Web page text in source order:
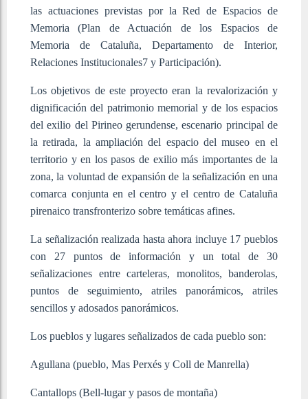
las actuaciones previstas por la Red de Espacios de
Memoria (Plan de Actuación de los Espacios de
Memoria de Cataluña, Departamento de Interior,
Relaciones Institucionales7 y Participación).
Los objetivos de este proyecto eran la revalorización y
dignificación del patrimonio memorial y de los espacios
del exilio del Pirineo gerundense, escenario principal de
la retirada, la ampliación del espacio del museo en el
territorio y en los pasos de exilio más importantes de la
zona, la voluntad de expansión de la señalización en una
comarca conjunta en el centro y el centro de Cataluña
pirenaico transfronterizo sobre temáticas afines.
La señalización realizada hasta ahora incluye 17 pueblos
con 27 puntos de información y un total de 30
señalizaciones entre carteleras, monolitos, banderolas,
puntos de seguimiento, atriles panorámicos, atriles
sencillos y adosados panorámicos.
Los pueblos y lugares señalizados de cada pueblo son:
Agullana (pueblo, Mas Perxés y Coll de Manrella)
Cantallops (Bell-lugar y pasos de montaña)